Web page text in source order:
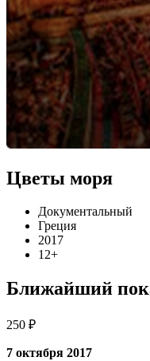
Цветы моря
Документальный
Греция
2017
12+
Ближайший
250 ₽
7 октября 2017